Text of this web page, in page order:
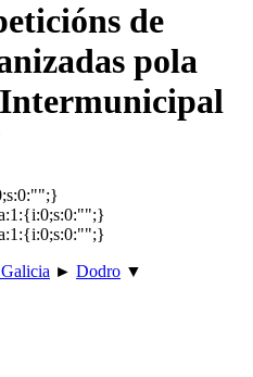
de
pola
► Dodro ▼